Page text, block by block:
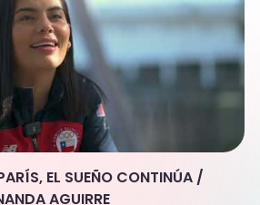
EL SUEÑO CONTINÚA /
AGUIRRE